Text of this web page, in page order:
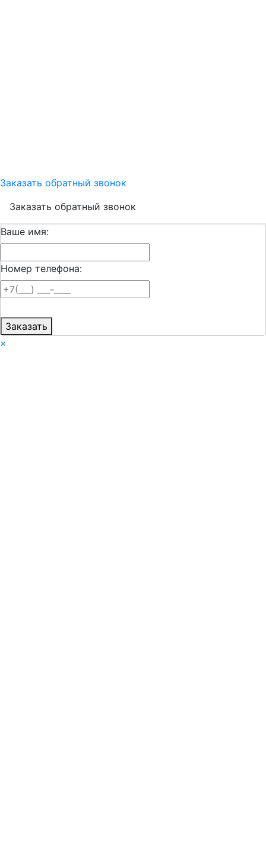
Заказать обратный звонок
Заказать обратный звонок
Ваше имя:
Номер телефона:
Заказать
×